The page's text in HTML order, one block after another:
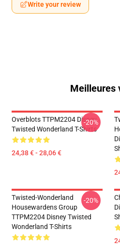
Write your review
Meilleures
Overblots TTPM2204 Disney
Twisted Wonderland T-Shirts
24,38 € - 28,06 €
-20%
Twisted-Wonderland
Housewardens Group
TTPM2204 Disney Twisted
Wonderland T-Shirts
-20%